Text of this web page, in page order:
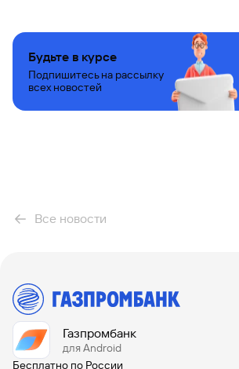
Все новости
Будьте в курсе
Подпишитесь на рассылку
всех новостей
Газпромбанк
для Android
Бесплатно по России